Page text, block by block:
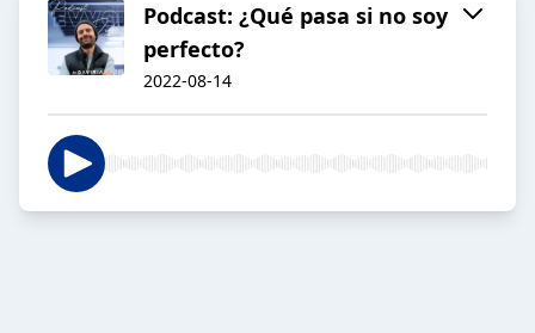
Podcast: ¿Qué pasa si no soy
perfecto?
2022-08-14